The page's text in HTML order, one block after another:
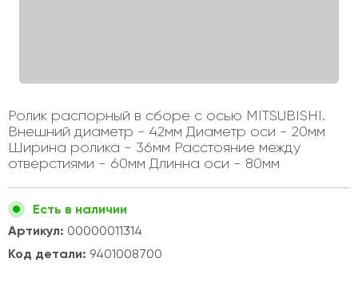
Ролик распорный в сборе с осью MITSUBISHI.
Внешний диаметр - 42мм Диаметр оси - 20мм
Ширина ролика - 36мм Расстояние между
отверстиями - 60мм Длинна оси - 80мм
Есть в наличии
Артикул: 00000011314
Код детали: 9401008700